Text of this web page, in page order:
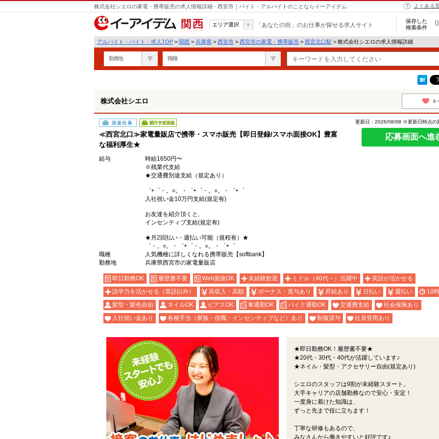
株式会社シエロの家電・携帯販売の求人情報詳細 - 西宮市｜バイト・アルバイトのことならイーアイデム よくある
関西
エリア選択 「あなたの街」のお仕事が探せる求人サイト
保存した
検索条件
0
アルバイト・バイト・求人TOP > 関西 > 兵庫県 > 西宮市 > 西宮市の家電・携帯販売 > 西宮北口駅 > 株式会社シエロの求人情報詳細
勤務地 職種
遣
株式会社シエロ キ
派遣社員 紹介予定派遣
≪西宮北口≫家電量販店で携帯・スマホ販売【即日登録/スマホ面接OK】豊富
な福利厚生★
更新日：2026/08/08 ※更新日時点の
応募画面へ進
給与
時給1650円〜
※残業代支給
★交通費別途支給（規定あり）
゜+゜・。○。・゜+゜・。○。・゜+゜
入社祝い金10万円支給(規定有)
お友達を紹介頂くと,
インセンティブ支給(規定有)
★月2回払い・週払い可能（規程有）★
゜・。○。・゜+゜・。○。・゜+゜
職種
人気機種に詳しくなれる携帯販売【softbank】
勤務地
兵庫県西宮市の家電量販店
即日勤務OK 履歴書不要 Web面接OK 未経験歓迎 ミドル（40代～）活躍中
英語が活かせる
語学力を活かせる（英語以外）
高収入・高額 ボーナス・賞与あり 昇給あり 日払い 週払い
10
髪型・髪色自由
ネイルOK ピアスOK 車通勤OK バイク通勤OK 交通費支給
社会保険あり
入社祝い金あり
各種手当（家族・役職・インセンティブなど）あり 制服貸与 社員登用あり
★即日勤務OK！履歴書不要★
★20代・30代・40代が活躍しています♪
★ネイル・髪型・アクセサリー自由(規定あり)
シエロのスタッフは9割が未経験スタート。
大手キャリアの店舗勤務なので安心・安定！
一度身に着けた知識は、
ずっと先まで役に立ちます！
丁寧な研修もあるので、
みなさんから働きやすいと好評です♪